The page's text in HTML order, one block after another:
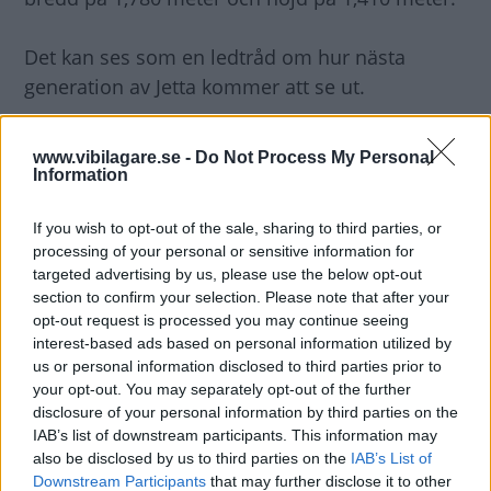
www.vibilagare.se - Do Not Process My Personal
Information
If you wish to opt-out of the sale, sharing to third parties, or
processing of your personal or sensitive information for
targeted advertising by us, please use the below opt-out
section to confirm your selection. Please note that after your
opt-out request is processed you may continue seeing
interest-based ads based on personal information utilized by
us or personal information disclosed to third parties prior to
your opt-out. You may separately opt-out of the further
disclosure of your personal information by third parties on the
IAB’s list of downstream participants. This information may
also be disclosed by us to third parties on the IAB’s List of
Downstream Participants that may further disclose it to other
Det kan ses som en ledtråd om hur nästa
generation av Jetta kommer att se ut.
Apropå utseende är det svårt att undvika en
jämförelse med koncernkusinen Audi A5.
Hur som helst ser bilen väldigt produktionsklar
ut.
Volkswagen meddelar att bilen kan ses som
bolagets föreställning av hur en
framhjulsdriven hybridbil i kompaktklassen kan
se ut tekniskt och visuellt - när tiden är mogen
för den.